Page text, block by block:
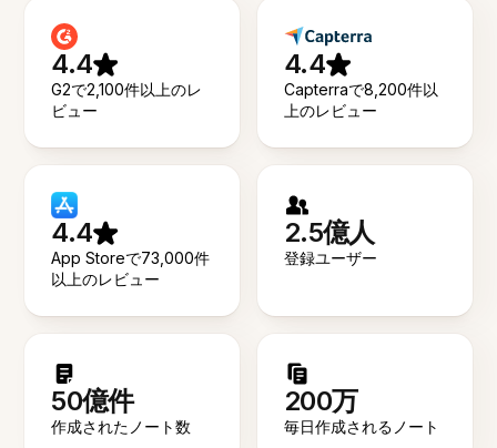
4.4
G2で2,100件以上のレ
ビュー
4.4
Capterraで8,200件以
上のレビュー
4.4
App Storeで73,000件
以上のレビュー
2.5億人
登録ユーザー
50億件
作成されたノート数
200万
毎日作成されるノート